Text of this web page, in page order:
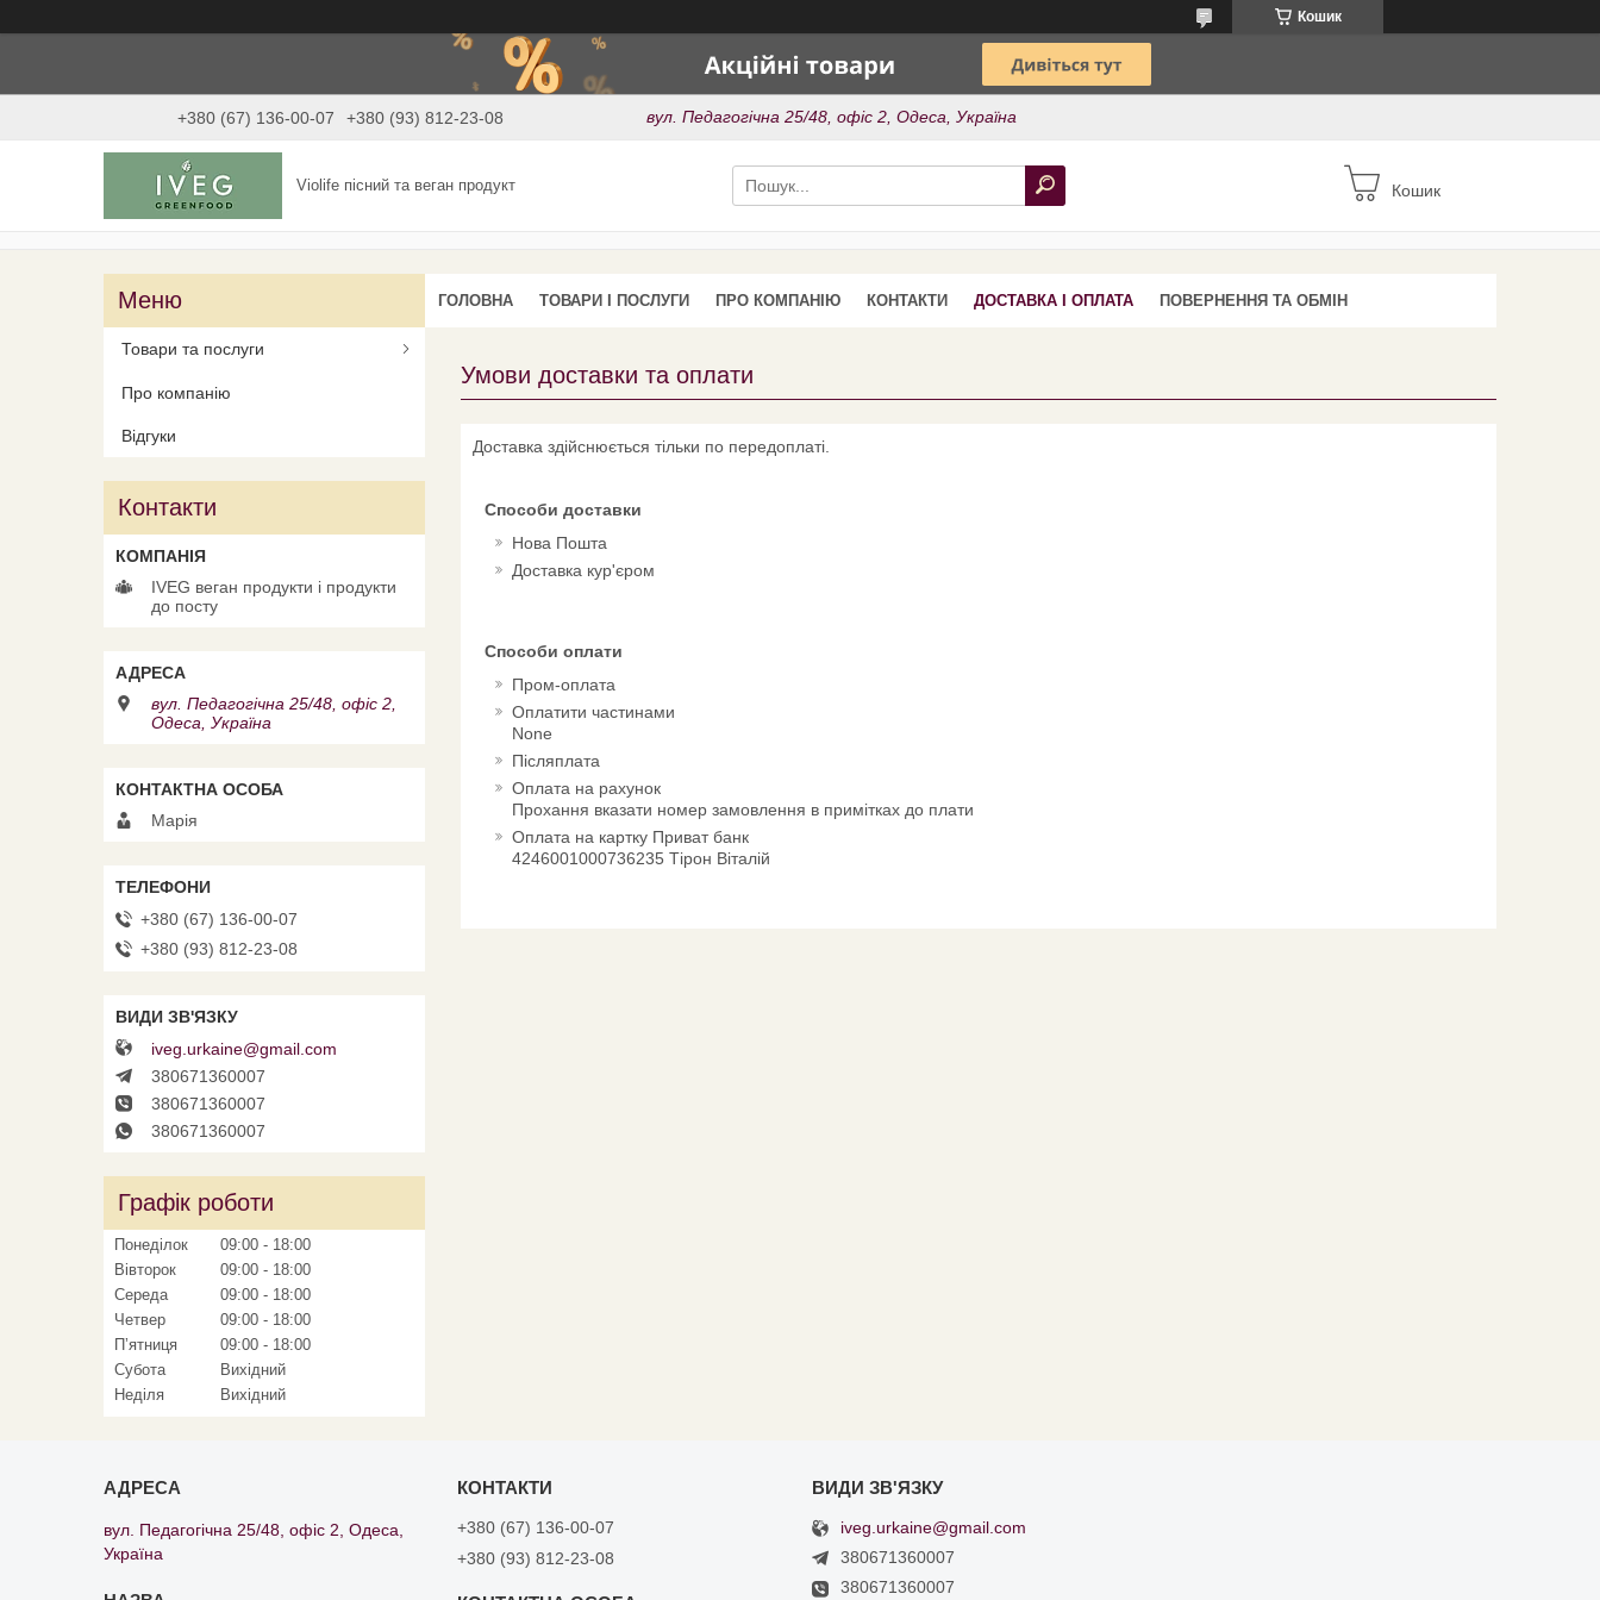
Кошик
+380 (67) 136-00-07 +380 (93) 812-23-08 вул. Педагогічна 25/48, офіс 2, Одеса, Україна
Violife пісний та веган продукт Кошик
ГОЛОВНА ТОВАРИ І ПОСЛУГИ ПРО КОМПАНІЮ КОНТАКТИ ДОСТАВКА І ОПЛАТА ПОВЕРНЕННЯ ТА ОБМІН
Умови доставки та оплати
Доставка здійснюється тільки по передоплаті.
Способи доставки
Нова Пошта
Доставка кур'єром
Способи оплати
Пром-оплата
Оплатити частинами
None
Післяплата
Оплата на рахунок
Прохання вказати номер замовлення в примітках до плати
Оплата на картку Приват банк
4246001000736235 Тірон Віталій
Товари та послуги
Про компанію
Відгуки
Контакти
IVEG веган продукти і продукти
до посту
вул. Педагогічна 25/48, офіс 2,
Одеса, Україна
Марія
+380 (67) 136-00-07
+380 (93) 812-23-08
iveg.urkaine@gmail.com
380671360007
380671360007
380671360007
Графік роботи
Понеділок 09:00
18:00
Вівторок
09:00
18:00
Середа
09:00
18:00
Четвер
09:00
18:00
Пʼятниця
09:00
18:00
Субота
Вихідний
Неділя
Вихідний
вул. Педагогічна 25/48, офіс 2, Одеса,
Україна
+380 (67) 136-00-07
+380 (93) 812-23-08
iveg.urkaine@gmail.com
380671360007
380671360007